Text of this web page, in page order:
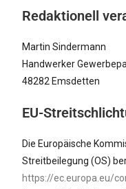
Redaktionell
Martin Sindermann
Handwerker
48282 Emsdetten
EU-
Die Europäische
Streitbeilegung (OS)
https://ec.europa.eu/